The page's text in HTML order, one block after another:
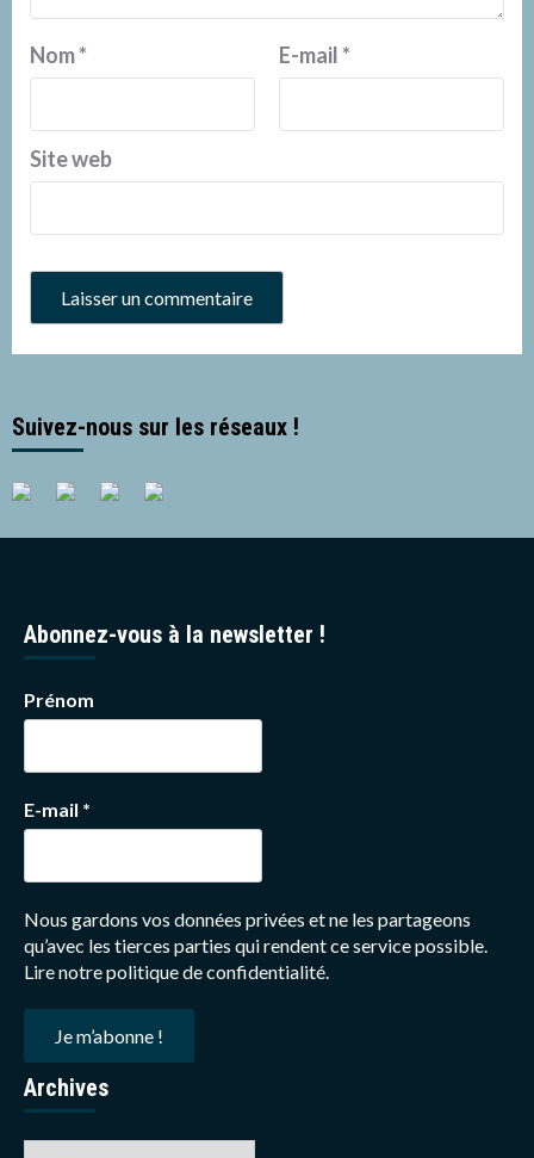
Nom* E-mail*
Site web
Suivez-nous sur les réseaux !
Abonnez-vous à la newsletter !
Prénom
E-mail *
Nous gardons vos données privées et ne les partageons
qu’avec les tierces parties qui rendent ce service possible.
Lire notre politique de confidentialité.
Archives